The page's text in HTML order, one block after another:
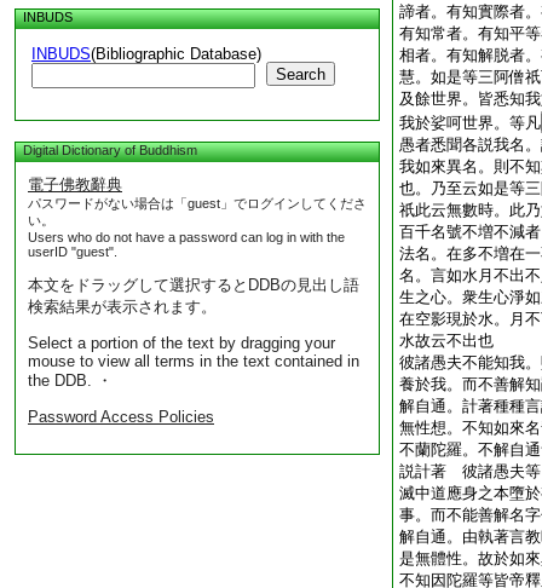
INBUDS
INBUDS(Bibliographic Database)
Search
Digital Dictionary of Buddhism
電子佛教辭典
パスワードがない場合は「guest」でログインしてくださ
い。
Users who do not have a password can log in with the
userID "guest".
本文をドラッグして選択するとDDBの見出し語
検索結果が表示されます。
Select a portion of the text by dragging your
mouse to view all terms in the text contained in
the DDB. ・
Password Access Policies
諦者。有知實際者
有知常者。有知平
相者。有知解脱者
慧。如是等三阿僧
及餘世界。皆悉知
我於娑呵世界。等凡
愚者悉聞各説我名
我如來異名。則不
也。乃至云如是等
祇此云無數時。此
百千名號不増不減
法名。在多不増在
名。言如水月不出
生之心。衆生心淨
在空影現於水。月
水故云不出也
彼諸愚夫不能知我
養於我。而不善解
解自通。計著種種
無性想。不知如來
不蘭陀羅。不解自
説計著 彼諸愚夫等
滅中道應身之本墮
事。而不能善解名
解自通。由執著言
是無體性。故於如
不知因陀羅等皆帝